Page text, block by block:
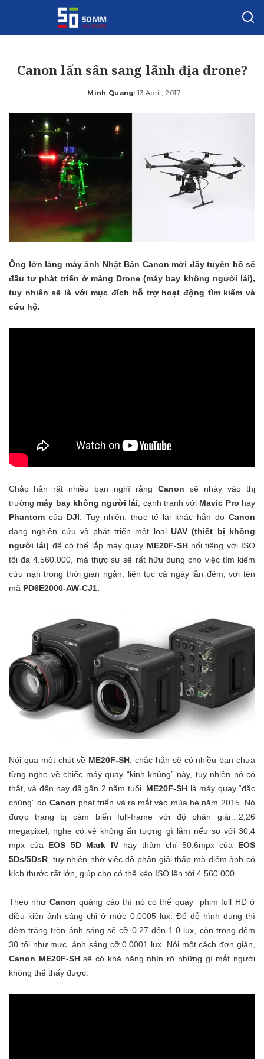
Canon lấn sân sang lãnh địa drone?
Posted
Minh Quang 13 April, 2017
Ông lớn làng máy ảnh Nhật Bản Canon mới đây tuyên bố sẽ
đầu tư phát triển ở mảng Drone (máy bay không người lái),
tuy nhiên sẽ là với mục đích hỗ trợ hoạt động tìm kiếm và
cứu hộ.
Chắc hẳn rất nhiều bạn nghĩ rằng Canon sẽ nhảy vào thị
trường máy bay không người lái , cạnh tranh với Mavic Pro hay
Phantom của DJI . Tuy nhiên, thực tế lại khác hẳn do Canon
đang nghiên cứu và phát triển một loại UAV (thiết bị không
người lái) để có thể lắp máy quay ME20F-SHnổi tiếng với ISO
tối đa 4.560.000, mà thực sự sẽ rất hữu dụng cho việc tìm kiếm
cứu nạn trong thời gian ngắn, liên tục cả ngày lẫn đêm, với tên
mã PD6E2000-AW-CJ1.
Nói qua một chút về ME20F-SH , chắc hẳn sẽ có nhiều bạn chưa
từng nghe về chiếc máy quay “kinh khủng” này, tuy nhiên nó có
thật, và đến nay đã gần 2 năm tuổi. ME20F-SH là máy quay “đặc
chủng” do Canon phát triển và ra mắt vào mùa hè năm 2015. Nó
được trang bị cảm biến full-frame với độ phân giải…2,26
megapixel, nghe có vẻ không ấn tượng gì lắm nếu so với 30,4
mpx của EOS 5D Mark IVhay thậm chí 50,6mpx của EOS
5Ds/5DsR , tuy nhiên nhờ việc độ phân giải thấp mà điểm ảnh có
kích thước rất lớn, giúp cho có thể kéo ISO lên tới 4.560.000.
Theo như Canon quảng cáo thì nó có thể quay phim full HD ở
điều kiện ánh sáng chỉ ở mức 0.0005 lux. Để dễ hình dung thì
đêm trăng tròn ánh sáng sẽ cỡ 0.27 đến 1.0 lux, còn trong đêm
30 tối như mực, ánh sáng cỡ 0.0001 lux. Nói một cách đơn giản,
Canon ME20F-SHsẽ có khả năng nhìn rõ những gì mắt người
không thể thấy được.